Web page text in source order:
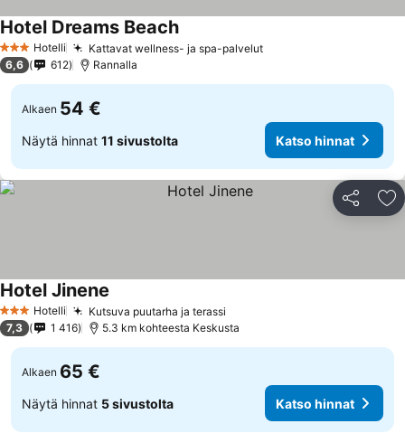
3 Tähtiluokitus
Hotelli Kattavat wellness- ja spa-palvelut
Hotel Dreams Beach
6,6 612 Rannalla
Alkaen 54 €
Näytä hinnat 11 sivustolta Katso hinnat
Jaa
3 Tähtiluokitus
Hotelli Kutsuva puutarha ja terassi
Hotel Jinene
7,3 1 416 5.3 km kohteesta Keskusta
Alkaen 65 €
Näytä hinnat 5 sivustolta Katso hinnat